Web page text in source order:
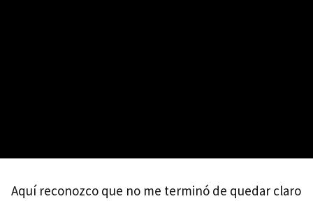
Aquí reconozco que no me terminó de quedar claro